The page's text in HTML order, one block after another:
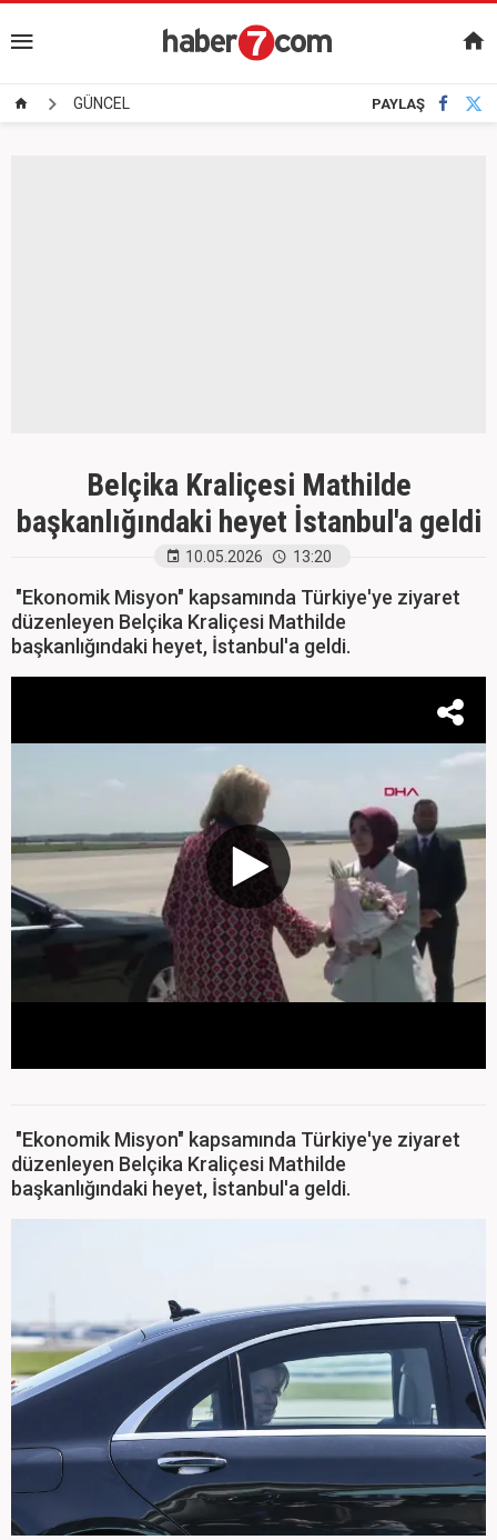
GÜNCEL PAYLAŞ
Belçika Kraliçesi Mathilde
başkanlığındaki heyet İstanbul'a geldi
10.05.2026 13:20
"Ekonomik Misyon" kapsamında Türkiye'ye ziyaret
düzenleyen Belçika Kraliçesi Mathilde
başkanlığındaki heyet, İstanbul'a geldi.
"Ekonomik Misyon" kapsamında Türkiye'ye ziyaret
düzenleyen Belçika Kraliçesi Mathilde
başkanlığındaki heyet, İstanbul'a geldi.